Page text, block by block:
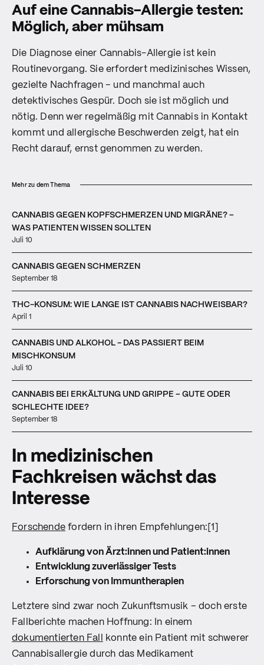
Auf eine Cannabis-Allergie testen:
Möglich, aber mühsam
Die Diagnose einer Cannabis-Allergie ist kein
Routinevorgang. Sie erfordert medizinisches Wissen,
gezielte Nachfragen – und manchmal auch
detektivisches Gespür. Doch sie ist möglich und
nötig. Denn wer regelmäßig mit Cannabis in Kontakt
kommt und allergische Beschwerden zeigt, hat ein
Recht darauf, ernst genommen zu werden.
Mehr zu dem Thema
CANNABIS GEGEN KOPFSCHMERZEN UND MIGRÄNE? –
WAS PATIENTEN WISSEN SOLLTEN
Juli 10
CANNABIS GEGEN SCHMERZEN
September 18
THC-KONSUM: WIE LANGE IST CANNABIS NACHWEISBAR?
April 1
CANNABIS UND ALKOHOL - DAS PASSIERT BEIM
MISCHKONSUM
Juli 10
CANNABIS BEI ERKÄLTUNG UND GRIPPE – GUTE ODER
SCHLECHTE IDEE?
September 18
In medizinischen
Fachkreisen wächst das
Interesse
Forschende fordern in ihren Empfehlungen:[1]
Aufklärung von Ärzt:innen und Patient:innen
Entwicklung zuverlässiger Tests
Erforschung von Immuntherapien
Letztere sind zwar noch Zukunftsmusik – doch erste
Fallberichte machen Hoffnung: In einem
dokumentierten Fall
konnte ein Patient mit schwerer
Cannabisallergie durch das Medikament